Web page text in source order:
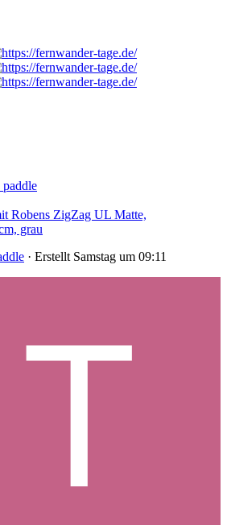
Robens ZigZag UL Matte,
grau
· Erstellt Samstag um 09:11